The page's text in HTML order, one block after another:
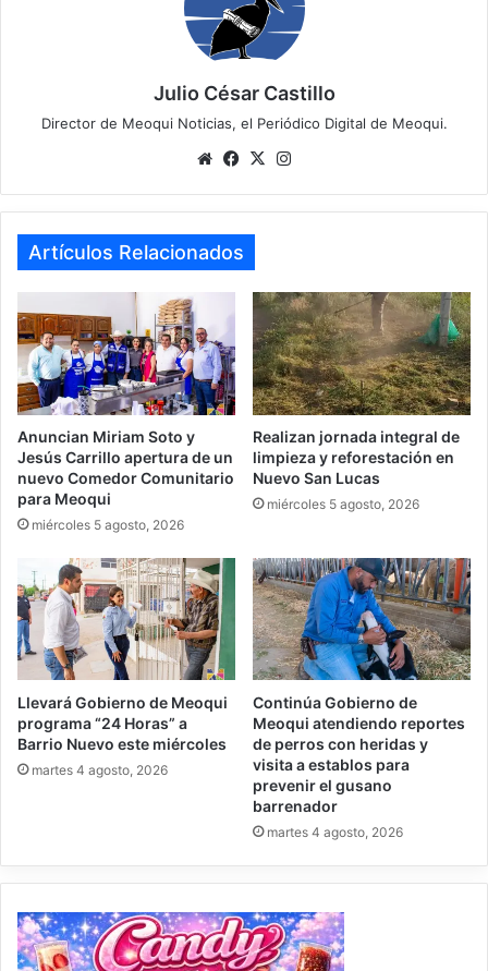
Julio César Castillo
Director de Meoqui Noticias, el Periódico Digital de Meoqui.
WebsiteFacebook
X
Artículos Relacionados
Anuncian Miriam Soto y
Jesús Carrillo apertura de un
nuevo Comedor Comunitario
para Meoqui
miércoles 5 agosto, 2026
Realizan jornada integral de
limpieza y reforestación en
Nuevo San Lucas
miércoles 5 agosto, 2026
Llevará Gobierno de Meoqui
programa “24 Horas” a
Barrio Nuevo este miércoles
martes 4 agosto, 2026
Continúa Gobierno de
Meoqui atendiendo reportes
de perros con heridas y
visita a establos para
prevenir el gusano
barrenador
martes 4 agosto, 2026